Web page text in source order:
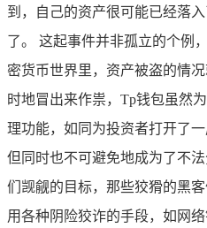
到，自己的资产很可能已经落
了。 这起事件并非孤立的个例
密货币世界里，资产被盗的情
时地冒出来作祟，Tp钱包虽然
理功能，如同为投资者打开了
但同时也不可避免地成为了不
们觊觎的目标，那些狡猾的黑
用各种阴险狡诈的手段，如网